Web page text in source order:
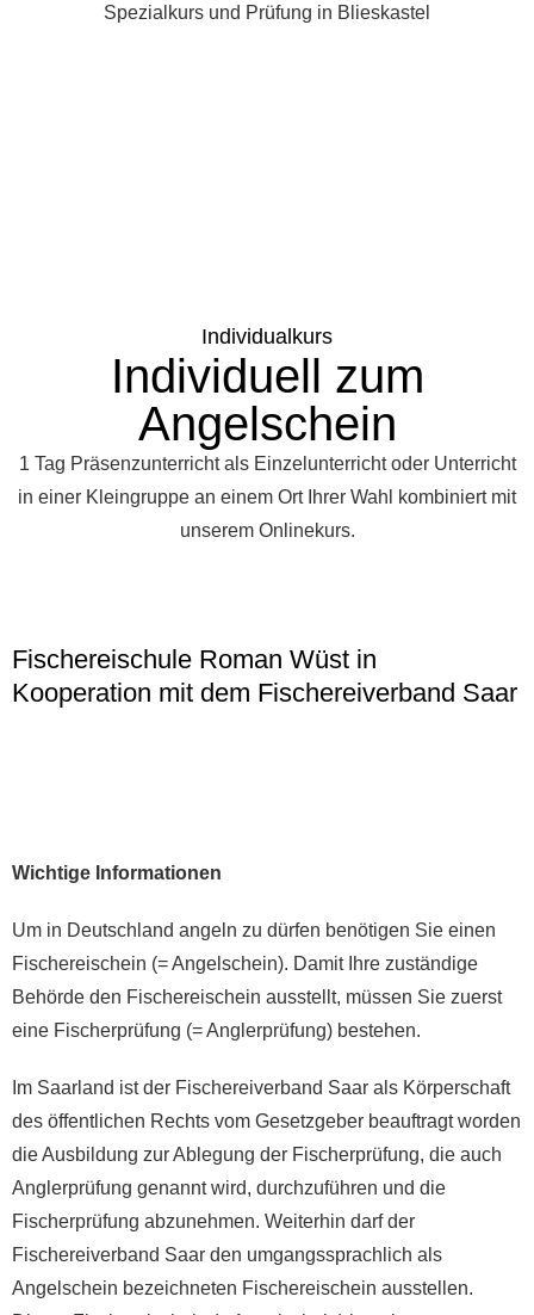
Spezialkurs und Prüfung in Blieskastel
Individualkurs
Individuell zum
Angelschein
1 Tag Präsenzunterricht als Einzelunterricht oder Unterricht
in einer Kleingruppe an einem Ort Ihrer Wahl kombiniert mit
unserem Onlinekurs.
Fischereischule Roman Wüst in
Kooperation mit dem Fischereiverband Saar
Wichtige Informationen
Um in Deutschland angeln zu dürfen benötigen Sie einen
Fischereischein (= Angelschein). Damit Ihre zuständige
Behörde den Fischereischein ausstellt, müssen Sie zuerst
eine Fischerprüfung (= Anglerprüfung) bestehen.
Im Saarland ist der Fischereiverband Saar als Körperschaft
des öffentlichen Rechts vom Gesetzgeber beauftragt worden
die Ausbildung zur Ablegung der Fischerprüfung, die auch
Anglerprüfung genannt wird, durchzuführen und die
Fischerprüfung abzunehmen. Weiterhin darf der
Fischereiverband Saar den umgangssprachlich als
Angelschein bezeichneten Fischereischein ausstellen.